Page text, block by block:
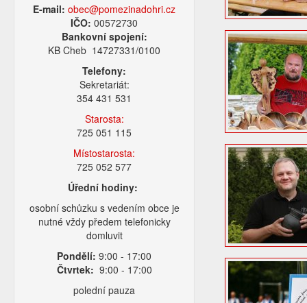
E-mail: obec@pomezinadohri.cz
IČO:00572730
Bankovní spojení:
KB Cheb 14727331/0100
Telefony:
Sekretariát:
354 431 531
Starosta:
725 051 115
Místostarosta:
725 052 577
Úřední hodiny:
osobní schůzku s vedením obce je
nutné vždy předem telefonicky
domluvit
Pondělí: 9:00 - 17:00
Čtvrtek: 9:00 - 17:00
polední pauza